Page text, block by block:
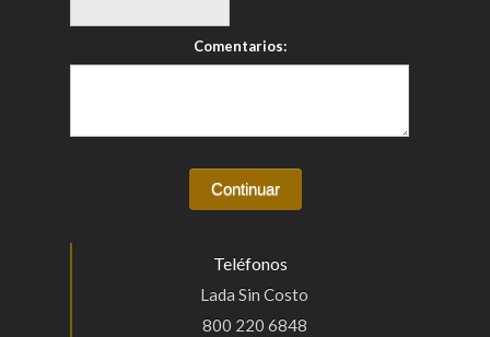
Comentarios:
Teléfonos
Lada Sin Costo
800 220 6848